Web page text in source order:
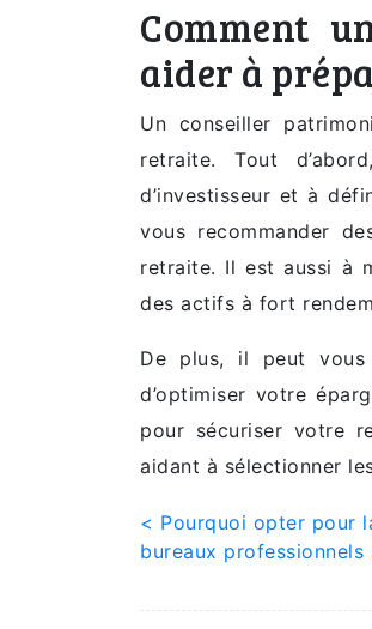
Comment
aider à
Un conseiller
retraite. Tout
d’investisseur et à
vous recommander
retraite. Il est aussi à
des actifs à fort
De plus, il peut
d’optimiser votre
pour sécuriser votre
aidant à sélectionner
Navigation
de
< Pourquoi opter pour
bureaux professionnels